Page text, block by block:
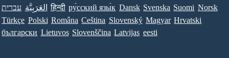
עברית العَرَبِيَّة हिन्दी ру́сский язы́к Dansk Svenska Suomi Norsk
Türkçe Polski Româna Ceština Slovenský Magyar Hrvatski
български Lietuvos Slovenščina Latvijas eesti